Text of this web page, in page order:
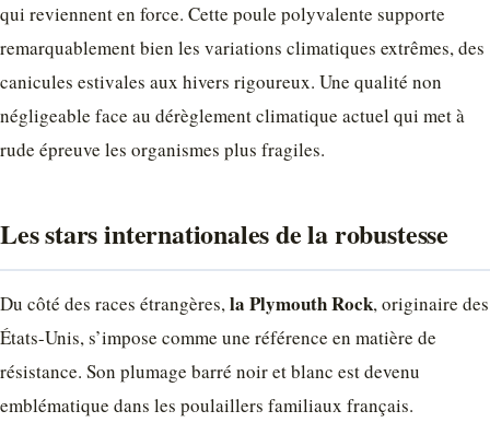
qui reviennent en force. Cette poule polyvalente supporte
remarquablement bien les variations climatiques extrêmes, des
canicules estivales aux hivers rigoureux. Une qualité non
négligeable face au dérèglement climatique actuel qui met à
rude épreuve les organismes plus fragiles.
Les stars internationales de la robustesse
Du côté des races étrangères,la Plymouth Rock, originaire des
États-Unis, s’impose comme une référence en matière de
résistance. Son plumage barré noir et blanc est devenu
emblématique dans les poulaillers familiaux français.